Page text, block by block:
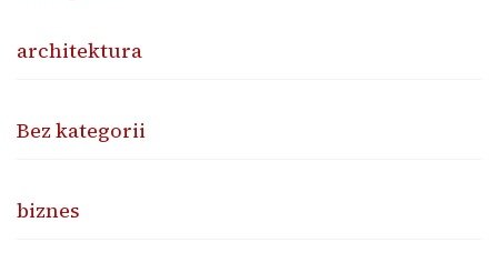
architektura
Bez kategorii
biznes